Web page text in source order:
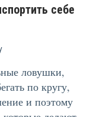
себе
ловушки,
по кругу,
и поэтому